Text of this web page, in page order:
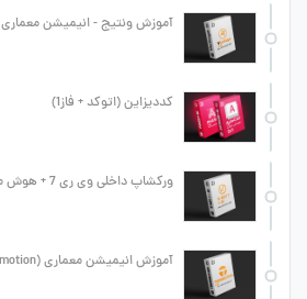
آموزش ونتیج - انیمیشن معماری
کددیزاین (اتوکد + فاز1)
ورکشاپ داخلی وی ری 7 + هوش مصنوعی
آموزش انیمیشن معماری (Mr.Twinmotion)